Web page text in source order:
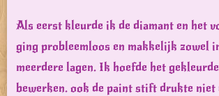
Als eerst kleurde ik de diamant en het
ging probleemloos en makkelijk zowel
meerdere lagen. Ik hoefde het
bewerken. ook de paint stift drukte niet